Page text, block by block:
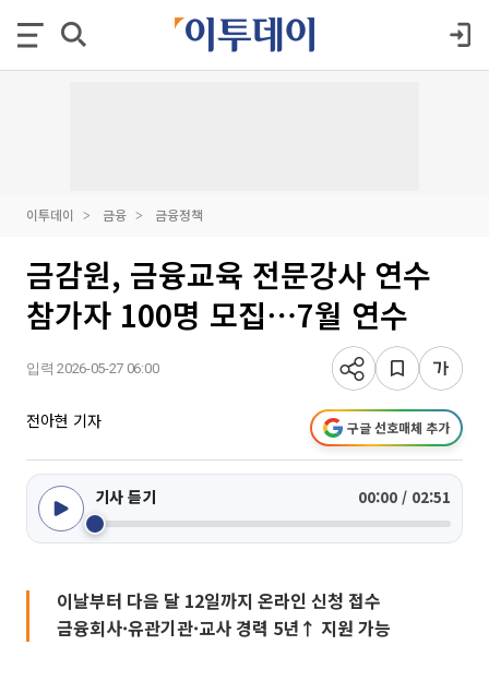
이투데이 금융 금융정책
금감원, 금융교육 전문강사 연수
참가자 100명 모집⋯7월 연수
입력 2026-05-27 06:00
전아현 기자 구글 선호매체 추가
기사 듣기 00:00 / 02:51
이날부터 다음 달 12일까지 온라인 신청 접수
금융회사·유관기관·교사 경력 5년↑ 지원 가능